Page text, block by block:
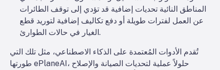
المناطق النائية تحديات إضافية قد تؤدي إلى توقف الطائرات
عن العمل لفترات طويلة أو دفع تكاليف إضافية لتوريد قطع
الغيار في حالات الطوارئ.
تُقدم الأدوات المُعتمدة على الذكاء الاصطناعي، مثل تلك التي
طورتها ePlaneAI، حلولاً عملية لتحديات الصيانة والإصلاح